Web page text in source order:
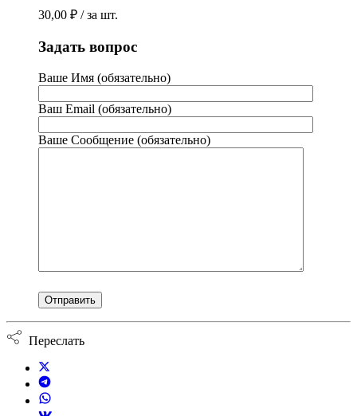
30,00 ₽ / за шт.
Задать вопрос
Ваше Имя (обязательно)
Ваш Email (обязательно)
Ваше Сообщение (обязательно)
Переслать